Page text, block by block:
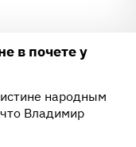
в почете у
народным
Владимир